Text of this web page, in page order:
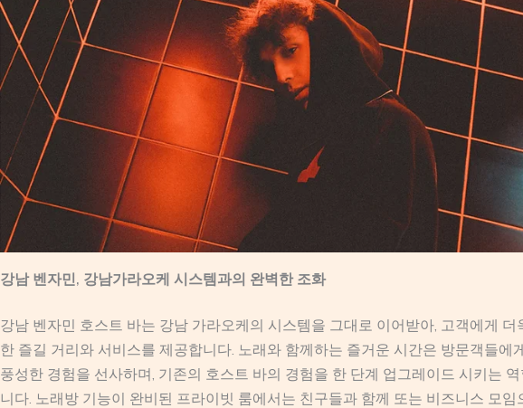
강남 벤자민, 강남가라오케 시스템과의 완벽한 조화
강남 벤자민 호스트 바는 강남 가라오케의 시스템을 그대로 이어받아, 고객에게 더
한 즐길 거리와 서비스를 제공합니다. 노래와 함께하는 즐거운 시간은 방문객들에
풍성한 경험을 선사하며, 기존의 호스트 바의 경험을 한 단계 업그레이드 시키는
니다. 노래방 기능이 완비된 프라이빗 룸에서는 친구들과 함께 또는 비즈니스 모임